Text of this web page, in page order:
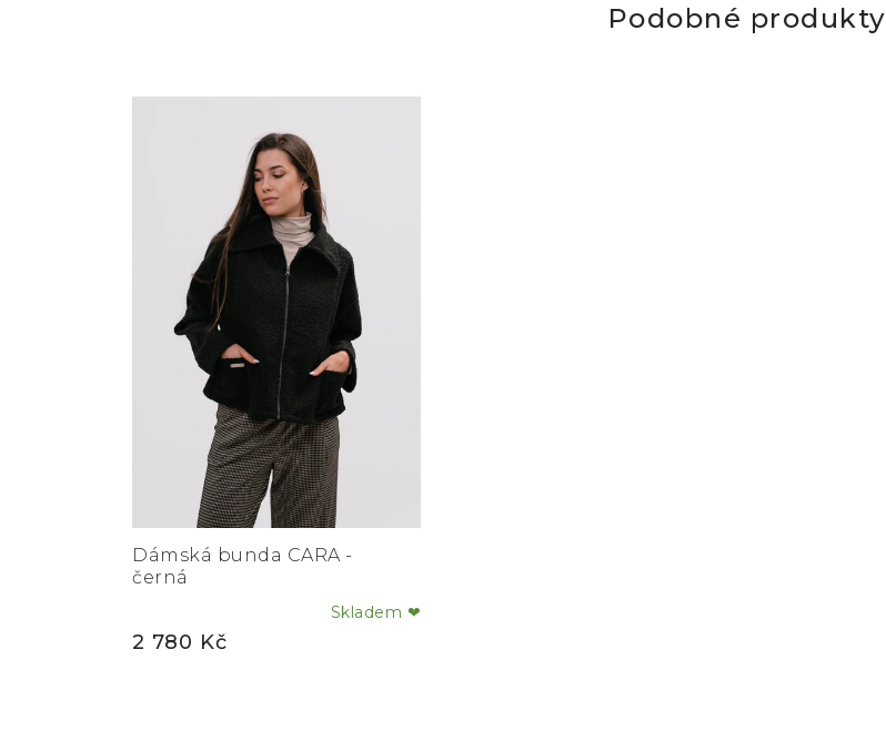
Podobné produkty
Dámská bunda CARA -
černá
Průměrné
Skladem ❤
2 780 Kč